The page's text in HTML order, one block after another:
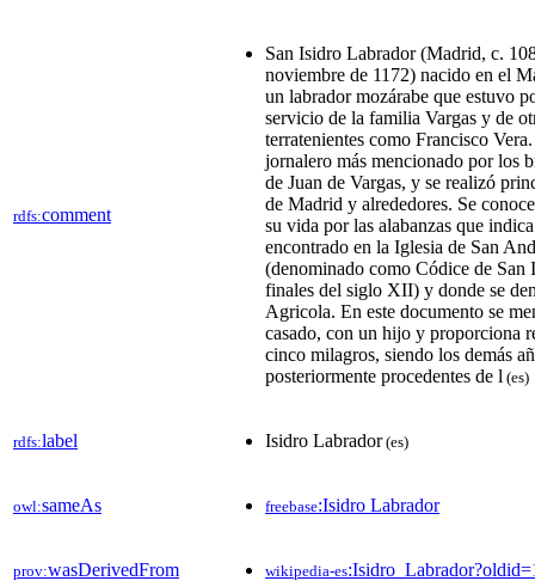
rdfs:comment
San Isidro Labrador (Madrid, c.
noviembre de 1172)​ nacido en el
un labrador mozárabe que estuvo
servicio de la familia Vargas y de
terratenientes como Francisco
jornalero más mencionado por los
de Juan de Vargas, y se realizó
de Madrid y alrededores. Se
su vida por las alabanzas que
encontrado en la Iglesia de San
(denominado como Códice de San
finales del siglo XII) y donde se
Agricola. En este documento se
casado, con un hijo y proporciona
cinco milagros,​ siendo los demás
posteriormente procedentes de l (es)
rdfs:label Isidro Labrador(es)
owl:sameAs freebase:Isidro Labrador
prov:wasDerivedFrom wikipedia-es